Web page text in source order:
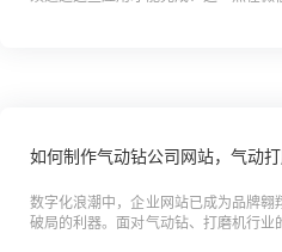
数字化浪潮中，企业网站已成为品牌
破局的利器。面对气动钻、打磨机行业